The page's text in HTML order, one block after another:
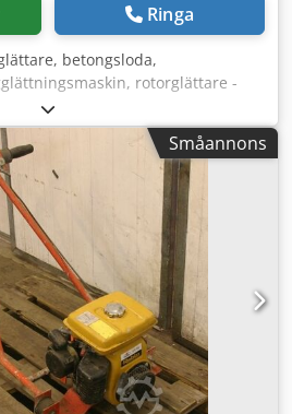
Ringa
betongsloda,
rotorglättare -
betongglättningsmaskin
kW 1400/2850 varv/min -
1200/1000/H1260
-Vikt: 81 kg
Småannons